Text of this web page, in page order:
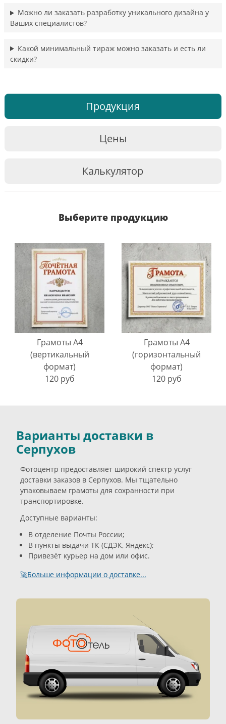
Можно ли заказать разработку уникального дизайна у
Ваших специалистов?
Какой минимальный тираж можно заказать и есть ли
скидки?
Продукция
Цены
Калькулятор
Выберите продукцию
Грамоты A4
(вертикальный
формат)
120 руб
Грамоты A4
(горизонтальный
формат)
120 руб
Варианты доставки в
Серпухов
Фотоцентр предоставляет широкий спектр услуг
доставки заказов в Серпухов. Мы тщательно
упаковываем грамоты для сохранности при
транспортировке.
Доступные варианты:
В отделение Почты России;
В пункты выдачи ТК (СДЭК, Яндекс);
Привезёт курьер на дом или офис.
🚀Больше информации о доставке...